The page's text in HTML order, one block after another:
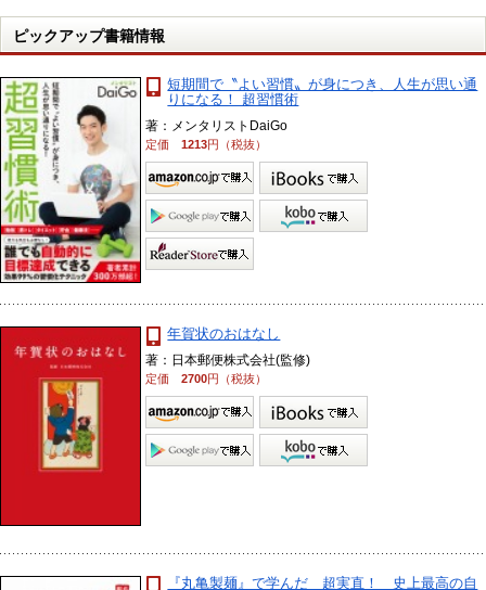
ピックアップ書籍情報
短期間で〝よい習慣〟が身につき、人生が思い通
りになる！ 超習慣術
著：メンタリストDaiGo
定価1213円（税抜）
年賀状のおはなし
著：日本郵便株式会社(監修)
定価2700円（税抜）
『丸亀製麺』で学んだ 超実直！ 史上最高の自